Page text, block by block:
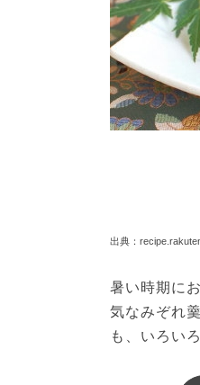
出典：
暑い時期に
気なみぞれ
も、いろい